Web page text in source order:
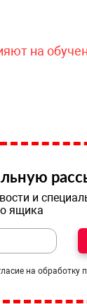
на
и
ящика
на обработку